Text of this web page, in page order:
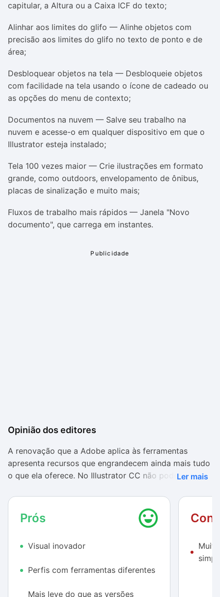
capitular, a Altura ou a Caixa ICF do texto;
Alinhar aos limites do glifo — Alinhe objetos com
precisão aos limites do glifo no texto de ponto e de
área;
Desbloquear objetos na tela — Desbloqueie objetos
com facilidade na tela usando o ícone de cadeado ou
as opções do menu de contexto;
Documentos na nuvem — Salve seu trabalho na
nuvem e acesse-o em qualquer dispositivo em que o
Illustrator esteja instalado;
Tela 100 vezes maior — Crie ilustrações em formato
grande, como outdoors, envelopamento de ônibus,
placas de sinalização e muito mais;
Fluxos de trabalho mais rápidos — Janela "Novo
documento", que carrega em instantes.
Opinião dos editores
A renovação que a Adobe aplica às ferramentas
apresenta recursos que engrandecem ainda mais tudo
o que ela oferece. No Illustrator CC não poderia ser
de recursos e botões em demasia — afinal, já existem
muitos botões na interface do programa.
ganhou reforços de peso e apresenta soluções ainda
mais inteligentes. O uso de sincronização de fontes
(usando o Adobe Typekit) e as configurações
Ler mais
Prós
Visual inovador
Perfis com ferramentas diferentes
Mais leve do que as versões